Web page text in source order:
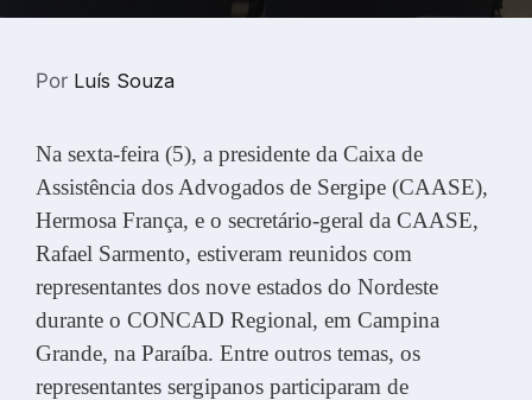
Por Luís Souza
Na sexta-feira (5), a presidente da Caixa de
Assistência dos Advogados de Sergipe (CAASE),
Hermosa França, e o secretário-geral da CAASE,
Rafael Sarmento, estiveram reunidos com
representantes dos nove estados do Nordeste
durante o CONCAD Regional, em Campina
Grande, na Paraíba. Entre outros temas, os
representantes sergipanos participaram de